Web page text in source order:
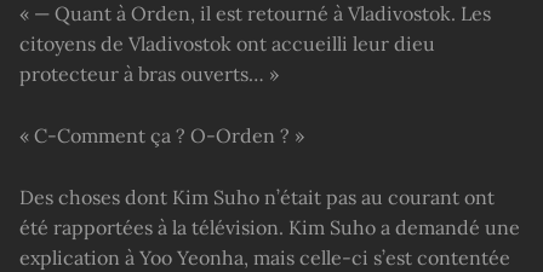
« — Quant à Orden, il est retourné à Vladivostok. Les
citoyens de Vladivostok ont accueilli leur dieu
protecteur à bras ouverts… »
« C-Comment ça ? O-Orden ? »
Des choses dont Kim Suho n’était pas au courant ont
été rapportées à la télévision. Kim Suho a demandé une
explication à Yoo Yeonha, mais celle-ci s’est contentée